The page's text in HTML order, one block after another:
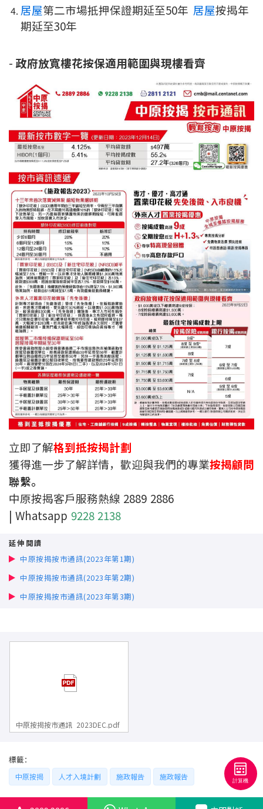
印花稅計算
免費物業估價
下載中心
按揭全面睇
新聞/研究
公司動態
按市新聞
統計數據庫
按揭快趣智識
按揭智庫
樓按專欄
按揭百科
實時銀行資訊
裝修·保險優惠
裝修設計專欄
火險、家居、寵物保險
聯絡我們
聯絡方法
條款及細則
本網頁所提供資料僅作參考用途。
本網站採用無障礙網頁設計，如有任何問題，可查詢：
2889 2886 / cmb@mail.centanet.com
中原地產 | 網上搵樓 |
中原工商舖
居屋第二市場抵押保證期延至50年 居屋按揭年
期延至30年
-政府放寬樓花按保適用範圍與現樓看齊
立即了解格到抵按揭計劃
獲得進一步了解詳情，歡迎與我們的專業按揭顧問
聯繫。
中原按揭客戶服務熱線 2889 2886
| Whatsapp 9228 2138
延伸閱讀
中原按揭按市通訊(2023年第1期)
中原按揭按市通訊(2023年第2期)
中原按揭按市通訊(2023年第3期)
中原按揭按市通訊_2023DEC.pdf
標籤：
中原按揭 人才入境計劃 施政報告 施政報告